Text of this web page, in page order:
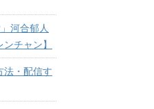
河合郁人
チャン】
法・配信す